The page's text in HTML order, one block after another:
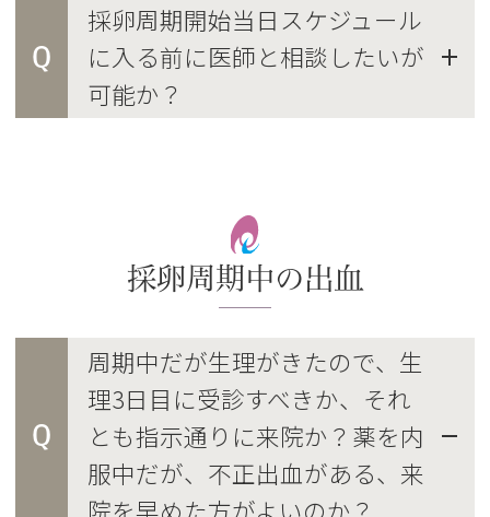
Q
採卵周期開始当日スケジュール
に入る前に医師と相談したいが
可能か？
採卵周期中の出血
Q
周期中だが生理がきたので、生
理3日目に受診すべきか、それ
とも指示通りに来院か？薬を内
服中だが、不正出血がある、来
院を早めた方がよいのか？